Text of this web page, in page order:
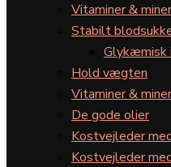
Vitaminer &
Stabilt
Glykæmisk
Hold vægten
Vitaminer &
De gode olier
Kostvejleder
Kostvejleder